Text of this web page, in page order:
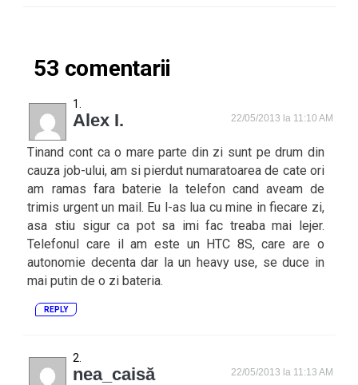
53 comentarii
Alex I. 22/05/2013 la 11:10 AM
Tinand cont ca o mare parte din zi sunt pe drum din
cauza job-ului, am si pierdut numaratoarea de cate ori
am ramas fara baterie la telefon cand aveam de
trimis urgent un mail. Eu l-as lua cu mine in fiecare zi,
asa stiu sigur ca pot sa imi fac treaba mai lejer.
Telefonul care il am este un HTC 8S, care are o
autonomie decenta dar la un heavy use, se duce in
mai putin de o zi bateria.
REPLY
nea_caisă 22/05/2013 la 11:13 AM